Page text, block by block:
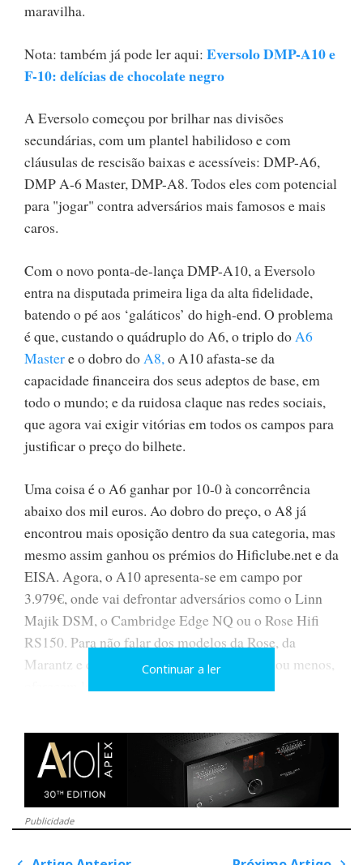
maravilha.
Nota: também já pode ler aqui: Eversolo DMP-A10 e
F-10: delícias de chocolate negro
A Eversolo começou por brilhar nas divisões
secundárias, com um plantel habilidoso e com
cláusulas de rescisão baixas e acessíveis: DMP-A6,
DMP A-6 Master, DMP-A8. Todos eles com potencial
para "jogar" contra adversários mais famosos e mais
caros.
Com o novo ponta-de-lança DMP-A10, a Eversolo
entra na disputada primeira liga da alta fidelidade,
batendo o pé aos ‘galáticos’ do high-end. O problema
é que, custando o quádruplo do A6, o triplo doA6
Mastere o dobro doA8,o A10 afasta-se da
capacidade financeira dos seus adeptos de base, em
todo o mundo; e da ruidosa claque nas redes sociais,
que agora vai exigir vitórias em todos os campos para
justificar o preço do bilhete.
Uma coisa é o A6 ganhar por 10-0 à concorrência
abaixo dos mil euros. Ao dobro do preço, o A8 já
encontrou mais oposição dentro da sua categoria, mas
mesmo assim ganhou os prémios do Hificlube.net e da
EISA. Agora, o A10 apresenta-se em campo por
3.979€, onde vai defrontar adversários como o Linn
Majik DSM, o Cambridge Edge NQ ou o Rose Hifi
RS150. Para não falar dos modelos da Rose, da
Marantz e da Naim que, pelo mesmo preço ou menos,
Mas a Eversolo treinou muito antes de entrar em
campo: primeiro para poder justificar o preço da sua
principal vedeta face aos seus próprios modelos; e
depois para fazer face à concorrência externa das
outras equipas.
Continuar a ler
Publicidade